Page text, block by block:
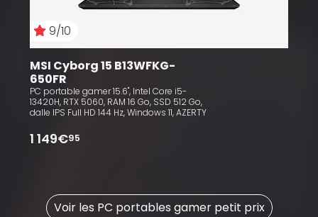
9/10
MSI Cyborg 15 B13WFKG-
650FR
PC portable gamer 15.6", Intel Core i5-
13420H, RTX 5060, RAM 16 Go, SSD 512 Go,
dalle IPS Full HD 144 Hz, Windows 11, AZERTY
1 149€95
Voir les PC portables gamer petit prix